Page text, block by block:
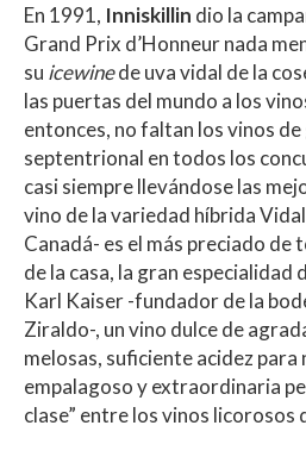
En 1991, Inniskillin dio la
Grand Prix d’Honneur nada
su icewinede uva vidal de la
las puertas del mundo a los
entonces, no faltan los vinos
septentrional en todos los
casi siempre llevándose las
vino de la variedad híbrida
Canadá- es el más preciado de
de la casa, la gran
Karl Kaiser -fundador de la
Ziraldo-, un vino dulce de
melosas, suficiente acidez
empalagoso y extraordinaria
clase” entre los vinos licorosos